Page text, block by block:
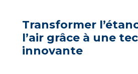
Transformer
l’air grâce à une
innovante